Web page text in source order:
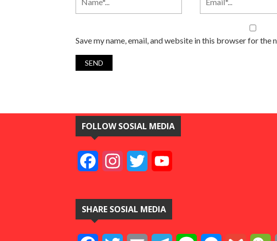
Save my name, email, and website in this browser for the
FOLLOW SOSIAL MEDIA
FacebookInstagramTwitter
SHARE SOSIAL MEDIA